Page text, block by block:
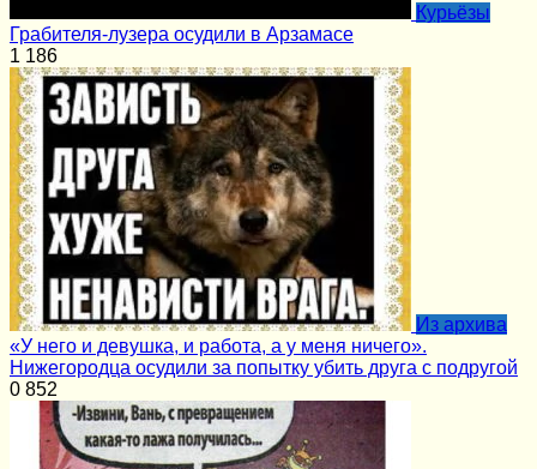
Курьёзы
Грабителя-лузера осудили в Арзамасе
1 186
Из архива
«У него и девушка, и работа, а у меня ничего».
Нижегородца осудили за попытку убить друга с подругой
0 852